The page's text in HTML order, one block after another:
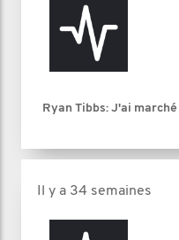
Ryan Tibbs: J'ai marché
Il y a 34 semaines